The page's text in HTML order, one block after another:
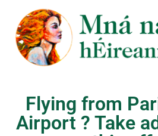
Flying from
Airport ? Take